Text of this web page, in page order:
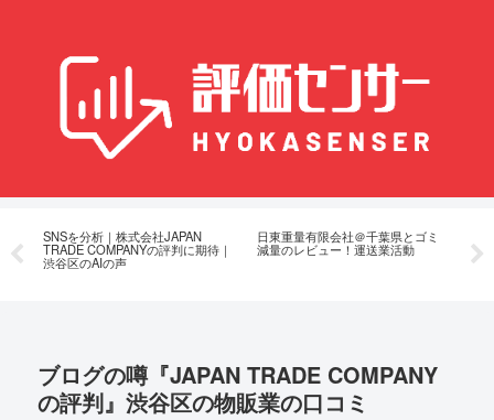
SNSを分析｜株式会社JAPAN
TRADE COMPANYの評判に期待｜
渋谷区のAIの声
日東重量有限会社＠千葉県とゴミ
減量のレビュー！運送業活動 塗
ブログの噂『JAPAN TRADE COMPANY
の評判』渋谷区の物販業の口コミ